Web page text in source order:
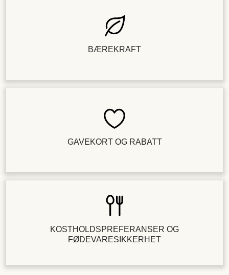
BÆREKRAFT
GAVEKORT OG RABATT
KOSTHOLDSPREFERANSER OG
FØDEVARESIKKERHET